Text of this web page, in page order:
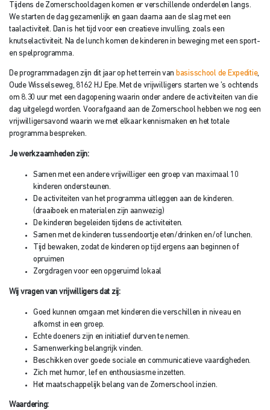
Tijdens de Zomerschooldagen komen er verschillende onderdelen langs.
We starten de dag gezamenlijk en gaan daarna aan de slag met een
taalactiviteit. Dan is het tijd voor een creatieve invulling, zoals een
knutselactiviteit. Na de lunch komen de kinderen in beweging met een sport-
en spelprogramma.
De programmadagen zijn dit jaar op het terrein van basisschool de Expeditie,
Oude Wisselseweg, 8162 HJ Epe. Met de vrijwilligers starten we ’s ochtends
om 8.30 uur met een dagopening waarin onder andere de activiteiten van die
dag uitgelegd worden. Voorafgaand aan de Zomerschool hebben we nog een
vrijwilligersavond waarin we met elkaar kennismaken en het totale
programma bespreken.
Je werkzaamheden zijn:
Samen met een andere vrijwilliger een groep van maximaal 10
kinderen ondersteunen.
De activiteiten van het programma uitleggen aan de kinderen.
(draaiboek en materialen zijn aanwezig)
De kinderen begeleiden tijdens de activiteiten.
Samen met de kinderen tussendoortje eten/drinken en/of lunchen.
Tijd bewaken, zodat de kinderen op tijd ergens aan beginnen of
opruimen
Zorgdragen voor een opgeruimd lokaal
Wij vragen van vrijwilligers dat zij:
Goed kunnen omgaan met kinderen die verschillen in niveau en
afkomst in een groep.
Echte doeners zijn en initiatief durven te nemen.
Samenwerking belangrijk vinden.
Beschikken over goede sociale en communicatieve vaardigheden.
Zich met humor, lef en enthousiasme inzetten.
Het maatschappelijk belang van de Zomerschool inzien.
Waardering: